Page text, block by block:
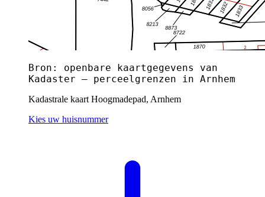
Bron: openbare kaartgegevens van
Kadaster — perceelgrenzen in Arnhem
Kadastrale kaart Hoogmadepad, Arnhem
Kies uw huisnummer